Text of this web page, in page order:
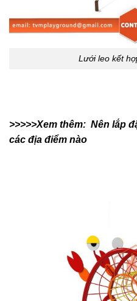
Lưới leo kết
>>>>>Xem thêm: Nên lắp
các địa điểm nào